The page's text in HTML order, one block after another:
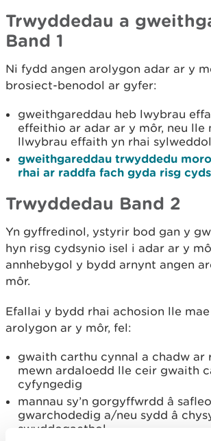
Trwyddedau a
Band 1
Ni fydd angen arolygon adar ar y
brosiect-benodol ar gyfer:
gweithgareddau heb lwybrau
effeithio ar adar ar y môr, neu lle
llwybrau effaith yn rhai sylweddol
gweithgareddau trwyddedu
rhai ar raddfa fach gyda risg
Trwyddedau Band 2
Yn gyffredinol, ystyrir bod gan y
hyn risg cydsynio isel i adar ar y
annhebygol y bydd arnynt angen
môr.
Efallai y bydd rhai achosion lle mae
arolygon ar y môr, fel:
gwaith carthu cynnal a chadw ar
mewn ardaloedd lle ceir gwaith
cyfyngedig
mannau sy’n gorgyffwrdd â
gwarchodedig a/neu sydd â
swyddogaethol